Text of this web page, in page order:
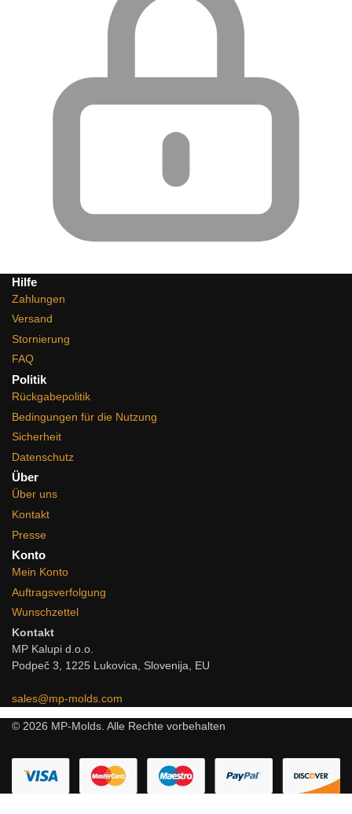
Hilfe
Zahlungen
Versand
Stornierung
FAQ
Politik
Rückgabepolitik
Bedingungen für die Nutzung
Sicherheit
Datenschutz
Über
Über uns
Kontakt
Presse
Konto
Mein Konto
Auftragsverfolgung
Wunschzettel
Kontakt
MP Kalupi d.o.o.
Podpeč 3, 1225 Lukovica, Slovenija, EU
sales@mp-molds.com
© 2026 MP-Molds. Alle Rechte vorbehalten